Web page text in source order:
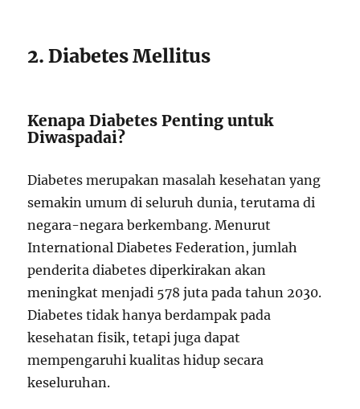
2. Diabetes Mellitus
Kenapa Diabetes Penting untuk
Diwaspadai?
Diabetes merupakan masalah kesehatan yang
semakin umum di seluruh dunia, terutama di
negara-negara berkembang. Menurut
International Diabetes Federation, jumlah
penderita diabetes diperkirakan akan
meningkat menjadi 578 juta pada tahun 2030.
Diabetes tidak hanya berdampak pada
kesehatan fisik, tetapi juga dapat
mempengaruhi kualitas hidup secara
keseluruhan.